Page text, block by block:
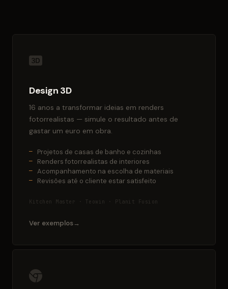
Design 3D
16 anos a transformar ideias em renders
fotorrealistas — simule o resultado antes de
gastar um euro em obra.
Projetos de casas de banho e cozinhas
Renders fotorrealistas de interiores
Acompanhamento na escolha de materiais
Revisões até o cliente estar satisfeito
Kitchen Master · Teowin · Planit Fusion
Ver exemplos